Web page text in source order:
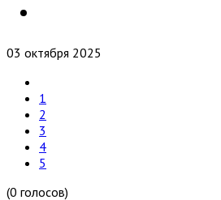
03 октября 2025
1
2
3
4
5
(0 голосов)